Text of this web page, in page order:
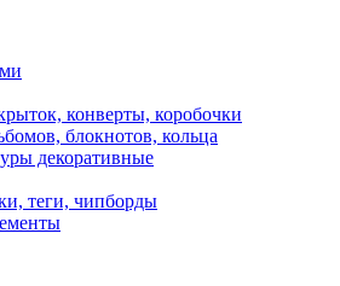
конверты, коробочки
блокнотов, кольца
декоративные
теги, чипборды